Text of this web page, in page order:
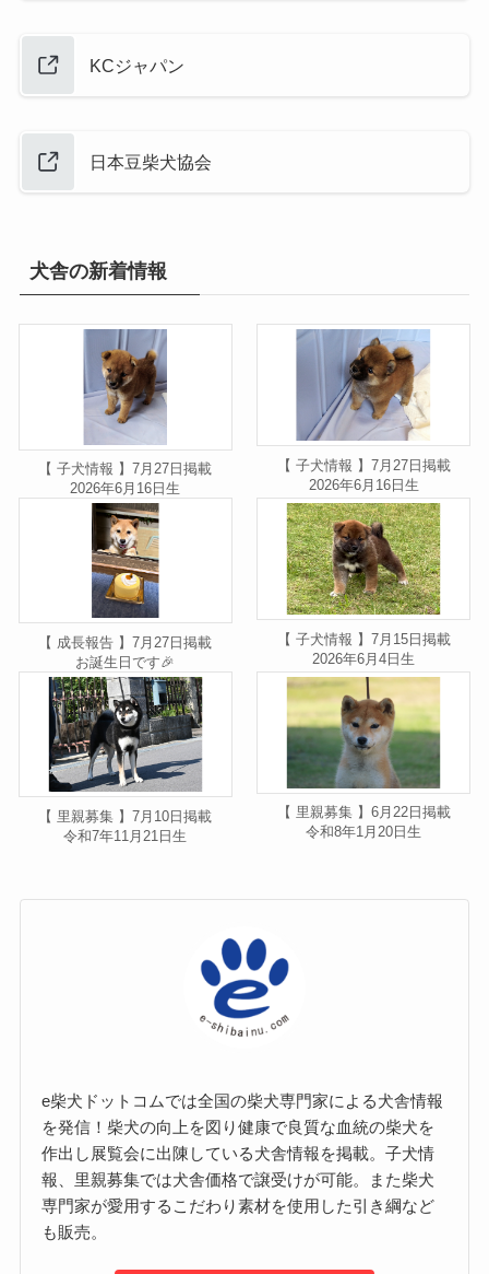
KCジャパン
日本豆柴犬協会
犬舎の新着情報
【 子犬情報 】7月27日掲載
2026年6月16日生
【 子犬情報 】7月27日掲載
2026年6月16日生
【 成長報告 】7月27日掲載
お誕生日です🎉
【 子犬情報 】7月15日掲載
2026年6月4日生
【 里親募集 】7月10日掲載
令和7年11月21日生
【 里親募集 】6月22日掲載
令和8年1月20日生
e柴犬ドットコムでは全国の柴犬専門家による犬舎情報
を発信！柴犬の向上を図り健康で良質な血統の柴犬を
作出し展覧会に出陳している犬舎情報を掲載。子犬情
報、里親募集では犬舎価格で譲受けが可能。また柴犬
専門家が愛用するこだわり素材を使用した引き綱など
も販売。